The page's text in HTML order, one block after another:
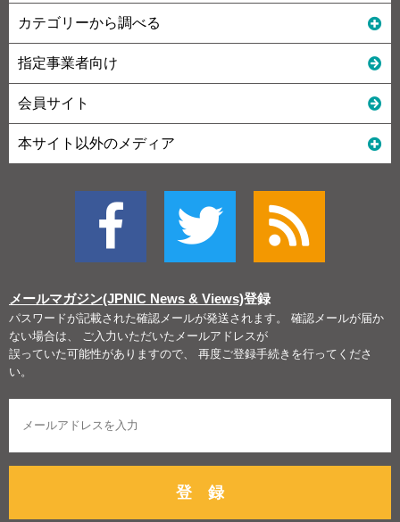
カテゴリーから調べる
指定事業者向け
会員サイト
本サイト以外のメディア
メールマガジン(JPNIC News & Views)登録
パスワードが記載された確認メールが発送されます。 確認メールが届か
ない場合は、 ご入力いただいたメールアドレスが
誤っていた可能性がありますので、 再度ご登録手続きを行ってくださ
い。
登 録